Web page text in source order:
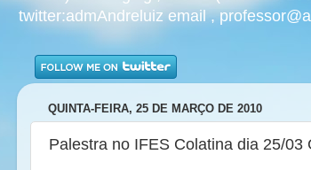
twitter:admAndreluiz email ,
QUINTA-FEIRA, 25 DE MARÇO DE 2010
Palestra no IFES Colatina dia 25/03